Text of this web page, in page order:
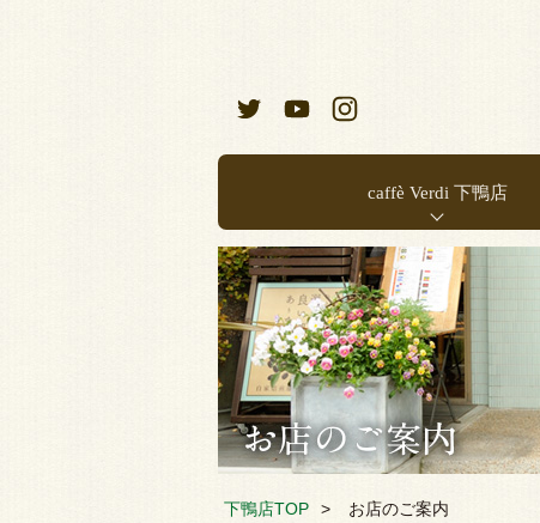
caffè Verdi 下鴨店
下鴨店TOP お店のご案内